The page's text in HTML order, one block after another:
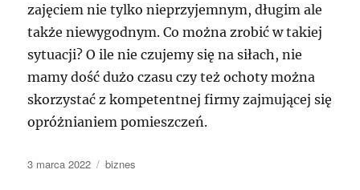
zajęciem nie tylko nieprzyjemnym, długim ale
także niewygodnym. Co można zrobić w takiej
sytuacji? O ile nie czujemy się na siłach, nie
mamy dość dużo czasu czy też ochoty można
skorzystać z kompetentnej firmy zajmującej się
opróżnianiem pomieszczeń.
Data
3 marca 2022 Kategorie
biznes